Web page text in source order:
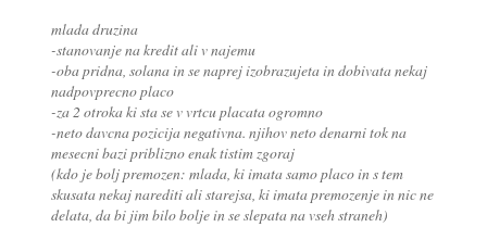
mlada druzina
-stanovanje na kredit ali v najemu
-oba pridna, solana in se naprej izobrazujeta in dobivata nekaj
nadpovprecno placo
-za 2 otroka ki sta se v vrtcu placata ogromno
-neto davcna pozicija negativna. njihov neto denarni tok na
mesecni bazi priblizno enak tistim zgoraj
(kdo je bolj premozen: mlada, ki imata samo placo in s tem
skusata nekaj narediti ali starejsa, ki imata premozenje in nic ne
delata, da bi jim bilo bolje in se slepata na vseh straneh)